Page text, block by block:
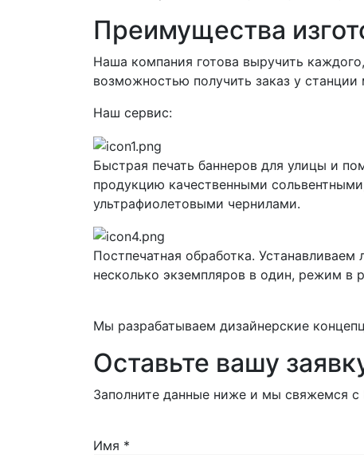
Преимущества
Наша компания готова выручить
возможностью получить заказ у
Наш сервис:
Быстрая печать баннеров для улицы и
продукцию качественными
ультрафиолетовыми чернилами.
Постпечатная обработка.
несколько экземпляров в один, режим в
Мы разрабатываем дизайнерские
Оставьте вашу
Заполните данные ниже и мы свяжемся с
Имя *